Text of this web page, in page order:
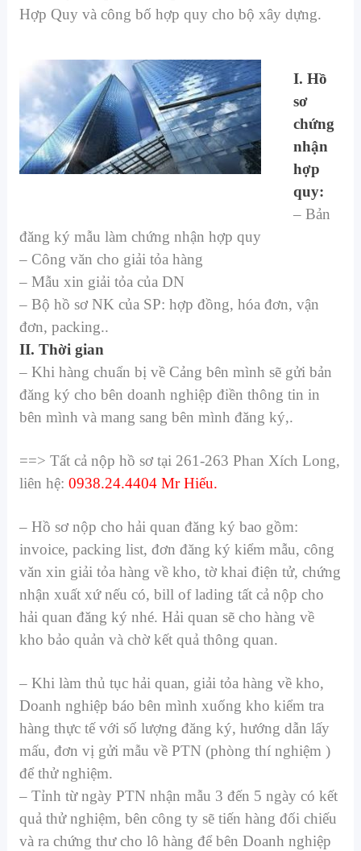
Hợp Quy và công bố hợp quy cho bộ xây dựng.
I. Hồ
sơ
chứng
nhận
hợp
quy:
– Bản
đăng ký mẫu làm chứng nhận hợp quy
– Công văn cho giải tỏa hàng
– Mẫu xin giải tỏa của DN
– Bộ hồ sơ NK của SP: hợp đồng, hóa đơn, vận
đơn, packing..
II. Thời gian
– Khi hàng chuẩn bị về Cảng bên mình sẽ gửi bản
đăng ký cho bên doanh nghiệp điền thông tin in
bên mình và mang sang bên mình đăng ký,.
==> Tất cả nộp hồ sơ tại 261-263 Phan Xích Long,
liên hệ: 0938.24.4404 Mr Hiếu.
– Hồ sơ nộp cho hải quan đăng ký bao gồm:
invoice, packing list, đơn đăng ký kiểm mẫu, công
văn xin giải tỏa hàng về kho, tờ khai điện tử, chứng
nhận xuất xứ nếu có, bill of lading tất cả nộp cho
hải quan đăng ký nhé. Hải quan sẽ cho hàng về
kho bảo quản và chờ kết quả thông quan.
– Khi làm thủ tục hải quan, giải tỏa hàng về kho,
Doanh nghiệp báo bên mình xuống kho kiểm tra
hàng thực tế với số lượng đăng ký, hướng dẫn lấy
mấu, đơn vị gửi mẫu về PTN (phòng thí nghiệm )
để thử nghiệm.
– Tỉnh từ ngày PTN nhận mẫu 3 đến 5 ngày có kết
quả thử nghiệm, bên công ty sẽ tiến hàng đối chiếu
và ra chứng thư cho lô hàng để bên Doanh nghiệp